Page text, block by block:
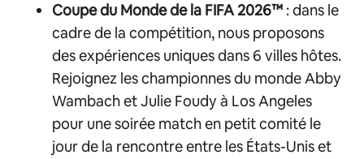
Coupe du Monde de la FIFA 2026™ : dans le
cadre de la compétition, nous proposons
des expériences uniques dans 6 villes hôtes.
Rejoignez les championnes du monde Abby
Wambach et Julie Foudy à Los Angeles
pour une soirée match en petit comité le
jour de la rencontre entre les États-Unis et